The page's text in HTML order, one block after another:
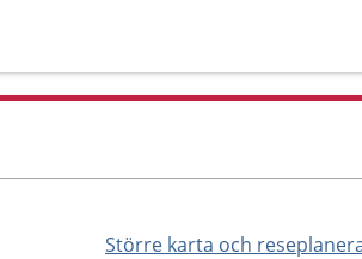
Större karta och